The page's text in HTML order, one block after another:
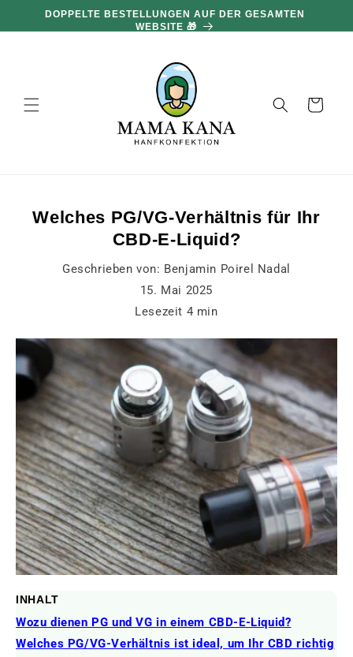
und zumDOPPELTE BESTELLUNGEN AUF DER GESAMTEN
WEBSITE 🎁
Warenkorb
Welches PG/VG-Verhältnis für Ihr
CBD-E-Liquid?
Geschrieben von: Benjamin Poirel Nadal
15. Mai 2025
Lesezeit 4 min
INHALT
Wozu dienen PG und VG in einem CBD-E-Liquid?
Welches PG/VG-Verhältnis ist ideal, um Ihr CBD richtig